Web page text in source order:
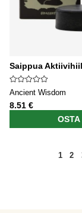
Saippua
Ancient Wisdom
8.51 €
OSTA
1 2